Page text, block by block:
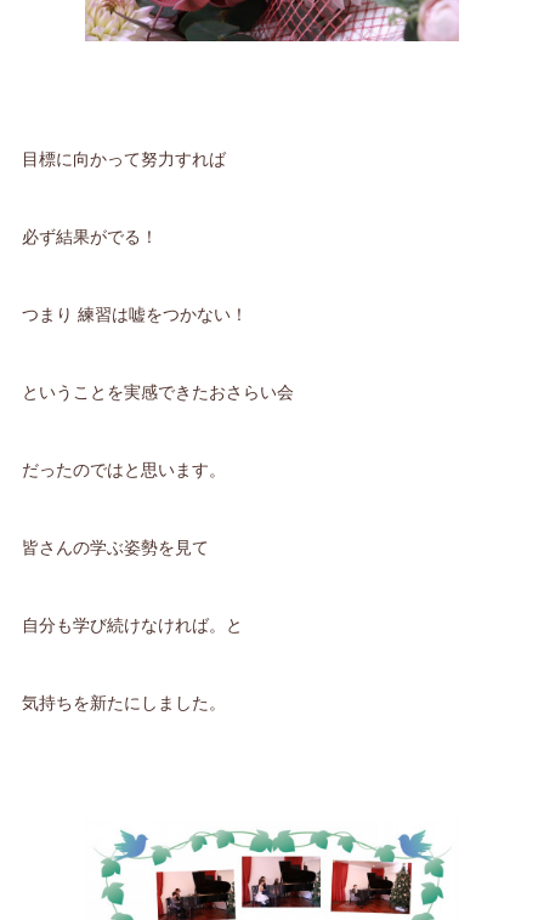
目標に向かって努力すれば
必ず結果がでる！
つまり 練習は嘘をつかない！
ということを実感できたおさらい会
だったのではと思います。
皆さんの学ぶ姿勢を見て
自分も学び続けなければ。と
気持ちを新たにしました。